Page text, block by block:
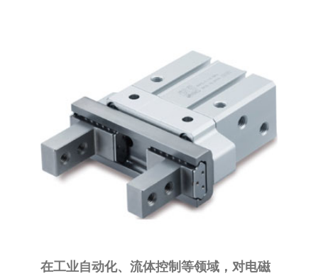
在工业自动化、流体控制等领域，对电磁